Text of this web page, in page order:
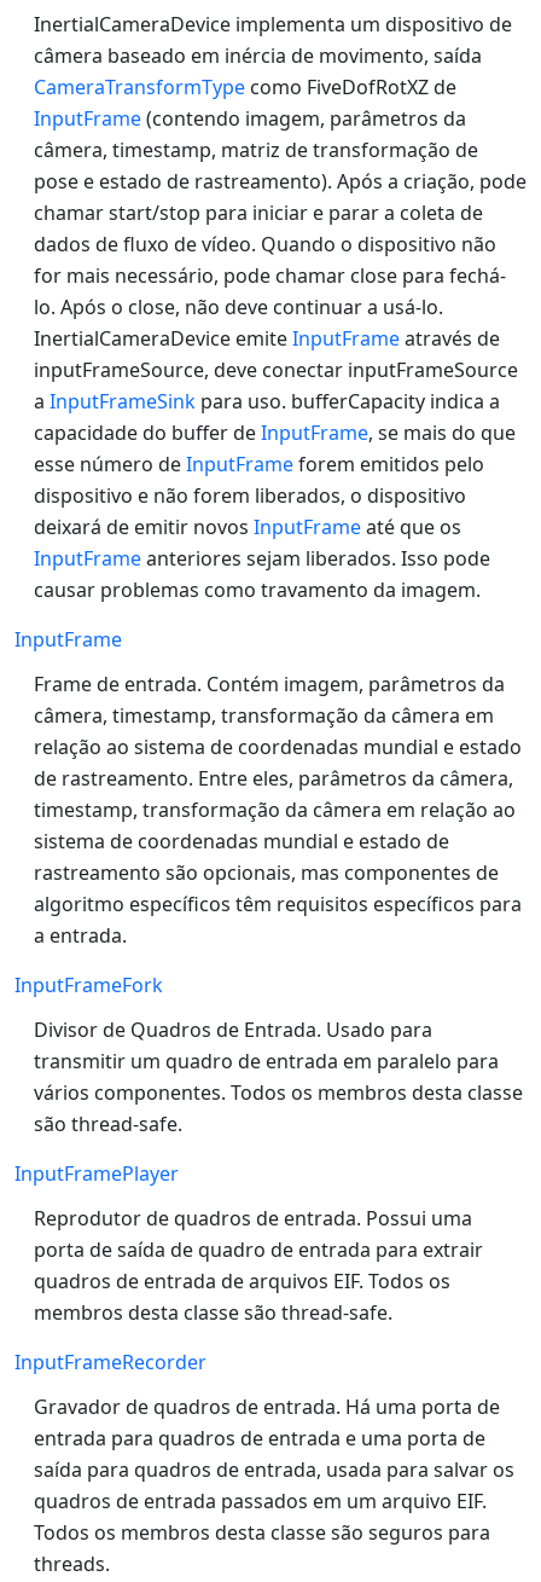
InertialCameraDevice implementa um dispositivo de
câmera baseado em inércia de movimento, saída
CameraTransformType como FiveDofRotXZ de
InputFrame(contendo imagem, parâmetros da
câmera, timestamp, matriz de transformação de
pose e estado de rastreamento). Após a criação, pode
chamar start/stop para iniciar e parar a coleta de
dados de fluxo de vídeo. Quando o dispositivo não
for mais necessário, pode chamar close para fechá-
lo. Após o close, não deve continuar a usá-lo.
InertialCameraDevice emiteInputFrameatravés de
inputFrameSource, deve conectar inputFrameSource
a InputFrameSink para uso. bufferCapacity indica a
capacidade do buffer deInputFrame, se mais do que
esse número deInputFrameforem emitidos pelo
dispositivo e não forem liberados, o dispositivo
deixará de emitir novos InputFrameaté que os
InputFrameanteriores sejam liberados. Isso pode
causar problemas como travamento da imagem.
InputFrame
Frame de entrada. Contém imagem, parâmetros da
câmera, timestamp, transformação da câmera em
relação ao sistema de coordenadas mundial e estado
de rastreamento. Entre eles, parâmetros da câmera,
timestamp, transformação da câmera em relação ao
sistema de coordenadas mundial e estado de
rastreamento são opcionais, mas componentes de
algoritmo específicos têm requisitos específicos para
a entrada.
InputFrameFork
Divisor de Quadros de Entrada. Usado para
transmitir um quadro de entrada em paralelo para
vários componentes. Todos os membros desta classe
são thread-safe.
InputFramePlayer
Reprodutor de quadros de entrada. Possui uma
porta de saída de quadro de entrada para extrair
quadros de entrada de arquivos EIF. Todos os
membros desta classe são thread-safe.
InputFrameRecorder
Gravador de quadros de entrada. Há uma porta de
entrada para quadros de entrada e uma porta de
saída para quadros de entrada, usada para salvar os
quadros de entrada passados em um arquivo EIF.
Todos os membros desta classe são seguros para
threads.